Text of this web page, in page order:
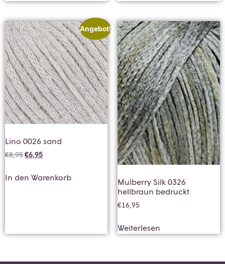
Angebot!
Lino 0026 sand
€8,95€6,95
In den Warenkorb
Mulberry Silk 0326
hellbraun bedruckt
€16,95
Weiterlesen